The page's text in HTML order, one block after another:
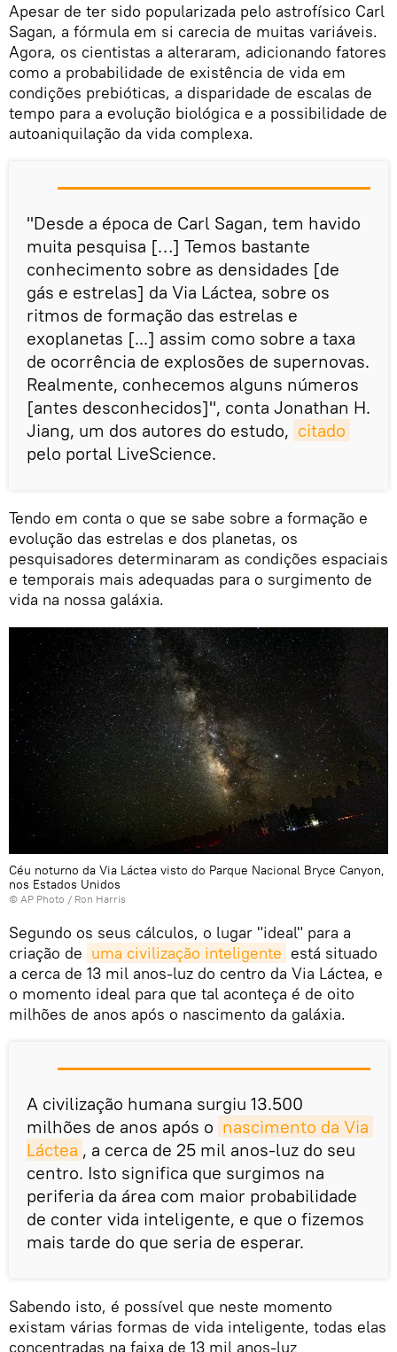
Apesar de ter sido popularizada pelo astrofísico Carl
Sagan, a fórmula em si carecia de muitas variáveis.
Agora, os cientistas a alteraram, adicionando fatores
como a probabilidade de existência de vida em
condições prebióticas, a disparidade de escalas de
tempo para a evolução biológica e a possibilidade de
autoaniquilação da vida complexa.
"Desde a época de Carl Sagan, tem havido
muita pesquisa […] Temos bastante
conhecimento sobre as densidades [de
gás e estrelas] da Via Láctea, sobre os
ritmos de formação das estrelas e
exoplanetas [...] assim como sobre a taxa
de ocorrência de explosões de supernovas.
Realmente, conhecemos alguns números
[antes desconhecidos]", conta Jonathan H.
Jiang, um dos autores do estudo, citado
pelo portal LiveScience.
Tendo em conta o que se sabe sobre a formação e
evolução das estrelas e dos planetas, os
pesquisadores determinaram as condições espaciais
e temporais mais adequadas para o surgimento de
vida na nossa galáxia.
Céu noturno da Via Láctea visto do Parque Nacional Bryce Canyon,
nos Estados Unidos
© AP Photo / Ron Harris
Segundo os seus cálculos, o lugar "ideal" para a
criação de uma civilização inteligente está situado
a cerca de 13 mil anos-luz do centro da Via Láctea, e
o momento ideal para que tal aconteça é de oito
milhões de anos após o nascimento da galáxia.
A civilização humana surgiu 13.500
milhões de anos após o nascimento da Via
Láctea , a cerca de 25 mil anos-luz do seu
centro. Isto significa que surgimos na
periferia da área com maior probabilidade
de conter vida inteligente, e que o fizemos
mais tarde do que seria de esperar.
Sabendo isto, é possível que neste momento
existam várias formas de vida inteligente, todas elas
concentradas na faixa de 13 mil anos-luz